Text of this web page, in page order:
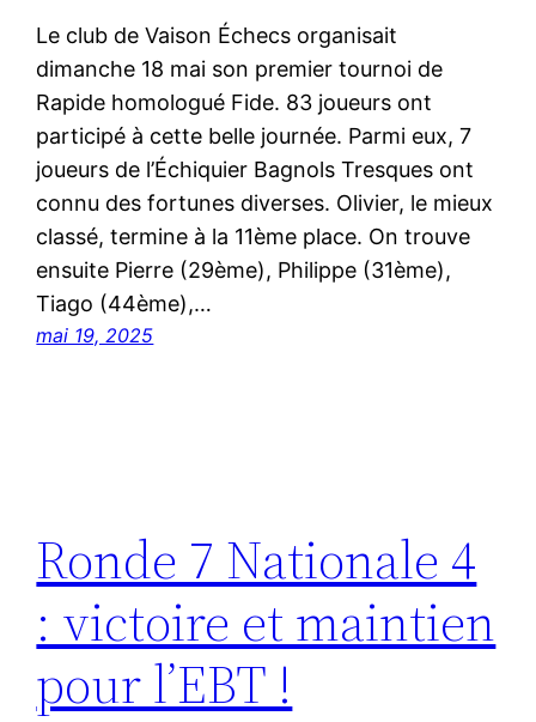
Le club de Vaison Échecs organisait
dimanche 18 mai son premier tournoi de
Rapide homologué Fide. 83 joueurs ont
participé à cette belle journée. Parmi eux, 7
joueurs de l’Échiquier Bagnols Tresques ont
connu des fortunes diverses. Olivier, le mieux
classé, termine à la 11ème place. On trouve
ensuite Pierre (29ème), Philippe (31ème),
Tiago (44ème),…
mai 19, 2025
Ronde 7 Nationale 4
: victoire et maintien
pour l’EBT !